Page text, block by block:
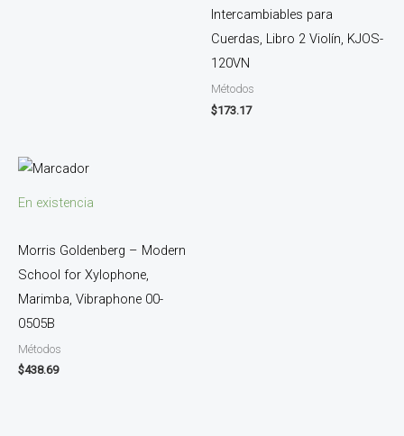
Intercambiables para
Cuerdas, Libro 2 Violín, KJOS-
120VN
Métodos
$173.17
En existencia
Morris Goldenberg – Modern
School for Xylophone,
Marimba, Vibraphone 00-
0505B
Métodos
$438.69